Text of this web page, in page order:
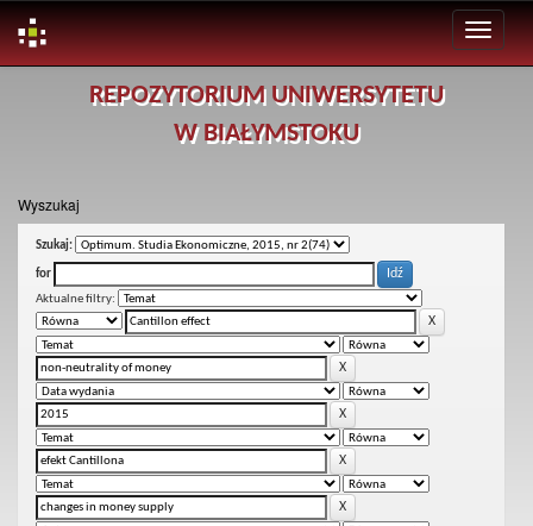
REPOZYTORIUM UNIWERSYTETU
W BIAŁYMSTOKU
Wyszukaj
Szukaj:
for
Aktualne filtry: